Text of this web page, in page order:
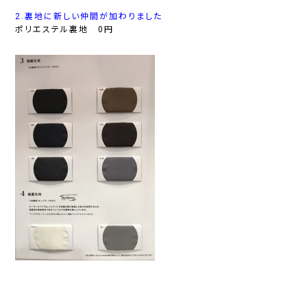
2.裏地に新しい仲間が加わりました
ポリエステル裏地 0円